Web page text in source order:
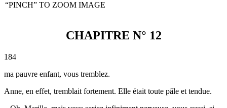
“PINCH” TO ZOOM IMAGE
CHAPITRE N° 12
184
ma pauvre enfant, vous tremblez.
Anne, en effet, tremblait fortement. Elle était toute pâle et tendue.